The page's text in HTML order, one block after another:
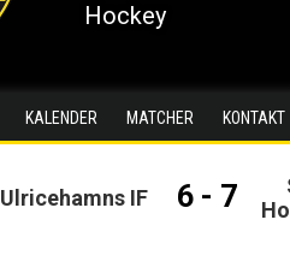
Hockey
KALENDER MATCHER KONTAKT
Ulricehamns IF 6 - 7